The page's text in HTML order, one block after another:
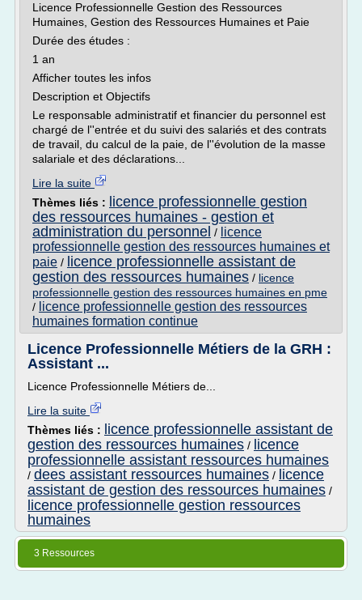
Licence Professionnelle Gestion des Ressources
Humaines, Gestion des Ressources Humaines et Paie
Durée des études :
1 an
Afficher toutes les infos
Description et Objectifs
Le responsable administratif et financier du personnel est
chargé de l''entrée et du suivi des salariés et des contrats
de travail, du calcul de la paie, de l''évolution de la masse
salariale et des déclarations...
Lire la suite
Thèmes liés :
licence professionnelle gestion
des ressources humaines - gestion et
administration du personnel / licence
professionnelle gestion des ressources humaines et
paie / licence professionnelle assistant de
gestion des ressources humaines / licence
professionnelle gestion des ressources humaines en pme
/ licence professionnelle gestion des ressources
humaines formation continue
Licence Professionnelle Métiers de la GRH :
Assistant ...
Licence Professionnelle Métiers de...
Lire la suite
Thèmes liés :
licence professionnelle assistant de
gestion des ressources humaines / licence
professionnelle assistant ressources humaines
/ dees assistant ressources humaines / licence
assistant de gestion des ressources humaines /
licence professionnelle gestion ressources
humaines
3 Ressources